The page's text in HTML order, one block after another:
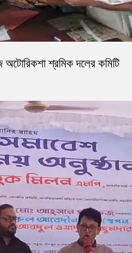
অটোরিকশা শ্রমিক দলের কমিটি